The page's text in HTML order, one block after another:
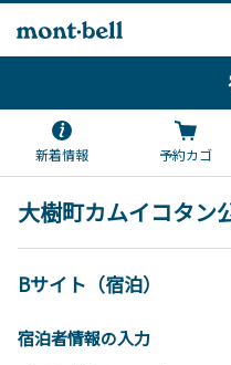
新着情報 予約カゴ
大樹町カムイコタン
Bサイト（宿泊）
宿泊者情報の入力